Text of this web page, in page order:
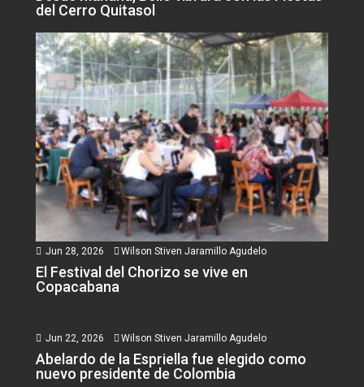
del Cerro Quitasol
Jun 28, 2026 Wilson Stiven Jaramillo Agudelo
El Festival del Chorizo se vive en
Copacabana
Jun 22, 2026 Wilson Stiven Jaramillo Agudelo
Abelardo de la Espriella fue elegido como
nuevo presidente de Colombia